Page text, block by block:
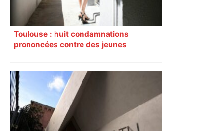
Toulouse : huit condamnations
prononcées contre des jeunes